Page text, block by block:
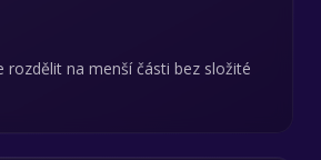
rozdělit na menší části bez složité